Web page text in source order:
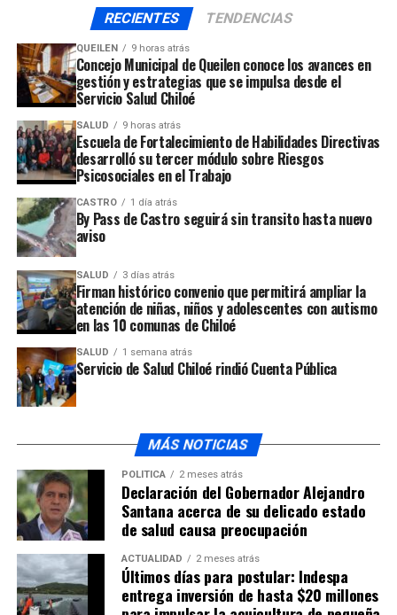
Reiteran la importancia vital que significa cuidarse del
coronavirus
NO TE PIERDAS
Comunas de Quellón y Quemchi retroceden en Plan Paso
a Paso
RECIENTES TENDENCIAS
QUEILEN 9 horas atrás
Concejo Municipal de Queilen conoce los avances en
gestión y estrategias que se impulsa desde el
Servicio Salud Chiloé
SALUD 9 horas atrás
Escuela de Fortalecimiento de Habilidades Directivas
desarrolló su tercer módulo sobre Riesgos
Psicosociales en el Trabajo
CASTRO 1 día atrás
By Pass de Castro seguirá sin transito hasta nuevo
aviso
SALUD 3 días atrás
Firman histórico convenio que permitirá ampliar la
atención de niñas, niños y adolescentes con autismo
en las 10 comunas de Chiloé
SALUD 1 semana atrás
Servicio de Salud Chiloé rindió Cuenta Pública
MÁS NOTICIAS
POLÍTICA 2 meses atrás
Declaración del Gobernador Alejandro
Santana acerca de su delicado estado
de salud causa preocupación
ACTUALIDAD 2 meses atrás
Últimos días para postular: Indespa
entrega inversión de hasta $20 millones